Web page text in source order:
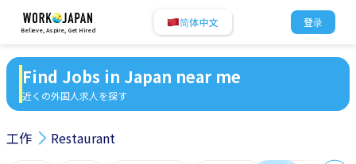
Believe, Aspire, Get Hired
简体中文 登录
Find Jobs in Japan near me
近くの外国人求人を探す
工作 Restaurant